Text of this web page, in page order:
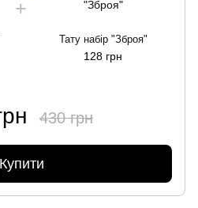
Тату набір "Зброя"
128 грн
430 грн
Купити